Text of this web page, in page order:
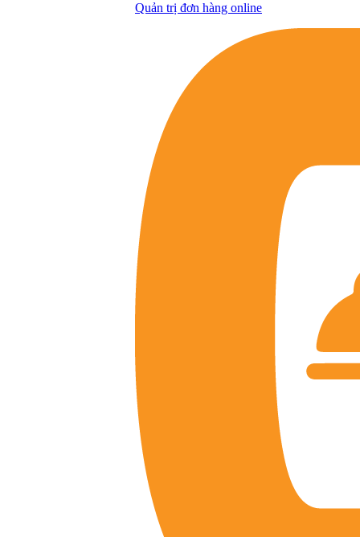
Quản trị đơn hàng online